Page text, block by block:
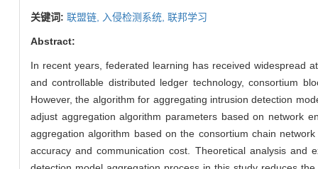
关键词: 联盟链, 入侵检测系统, 联邦学习
Abstract:
In recent years, federated learning has received widespread
and controllable distributed ledger technology, consortium
However, the algorithm for aggregating intrusion detection
adjust aggregation algorithm parameters based on network
aggregation algorithm based on the consortium chain
accuracy and communication cost. Theoretical analysis and